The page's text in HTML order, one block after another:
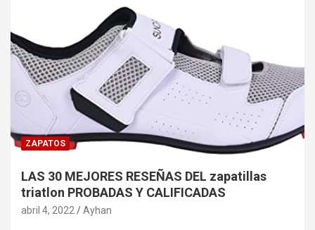
ZAPATOS
LAS 30 MEJORES RESEÑAS DEL zapatillas
triatlon PROBADAS Y CALIFICADAS
abril 4, 2022 Ayhan